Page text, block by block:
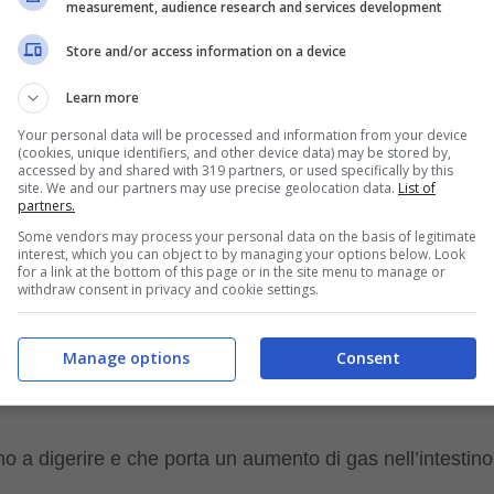
e ricoperte di miele, confetti, frutta candita e cedro.
del nostro amato gatto. Ma possiamo cedere
struffoli?
di percepire il sapore dei dolci, il nostro amico a
curioso.
piccole palline di pasta possono causare danni
sia composto da uova e strutto, alimenti che il
molti altriingredienti che possono essere
a digerire e che porta un aumento di gas nell’intestino
measurement, audience research and services development
Store and/or access information on a device
Learn more
Your personal data will be processed and information from your device
(cookies, unique identifiers, and other device data) may be stored by,
accessed by and shared with 319 partners, or used specifically by this
site. We and our partners may use precise geolocation data. List of
partners.
Some vendors may process your personal data on the basis of legitimate
interest, which you can object to by managing your options below. Look
for a link at the bottom of this page or in the site menu to manage or
withdraw consent in privacy and cookie settings.
Consent
Manage options